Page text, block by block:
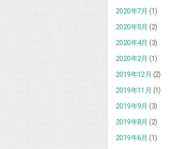
2020年7月 (1)
2020年5月 (2)
2020年4月 (3)
2020年2月 (1)
2019年12月 (2)
2019年11月 (1)
2019年9月 (3)
2019年8月 (2)
2019年6月 (1)